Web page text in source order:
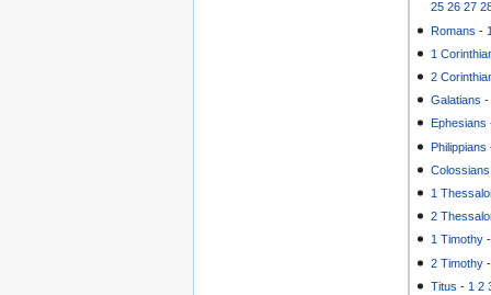
25 26 27
Romans -
1
2
Galatians
Ephesians
Philippians
Colossians
1
2
1 Timothy
2 Timothy
Titus - 1 2